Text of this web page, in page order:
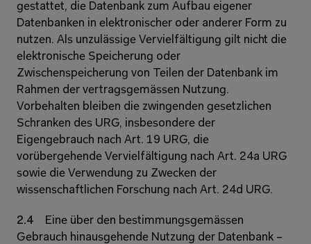
gestattet, die Datenbank zum Aufbau eigener
Datenbanken in elektronischer oder anderer Form zu
nutzen. Als unzulässige Vervielfältigung gilt nicht die
elektronische Speicherung oder
Zwischenspeicherung von Teilen der Datenbank im
Rahmen der vertragsgemässen Nutzung.
Vorbehalten bleiben die zwingenden gesetzlichen
Schranken des URG, insbesondere der
Eigengebrauch nach Art. 19 URG, die
vorübergehende Vervielfältigung nach Art. 24a URG
sowie die Verwendung zu Zwecken der
wissenschaftlichen Forschung nach Art. 24d URG.
2.4
Eine über den bestimmungsgemässen
Gebrauch hinausgehende Nutzung der Datenbank –